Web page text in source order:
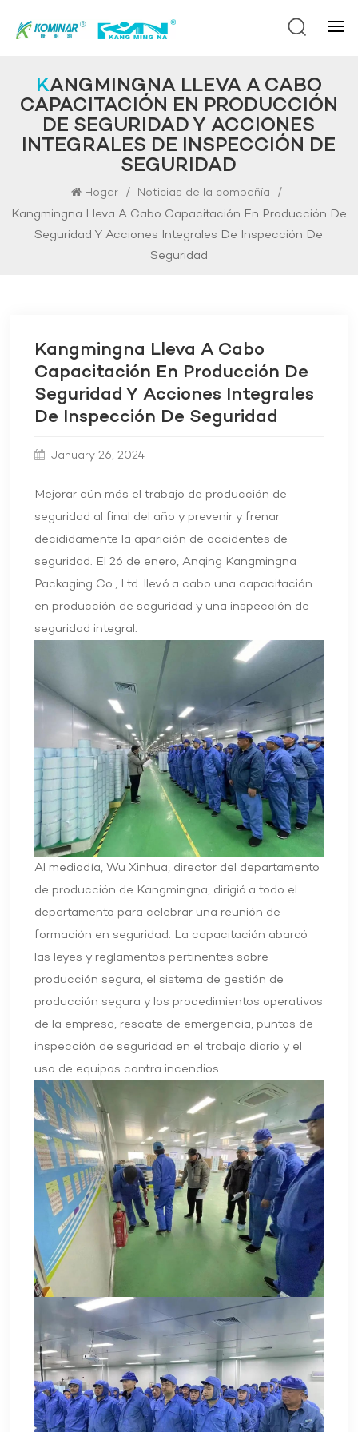
KANGMINGNA LLEVA A CABO
CAPACITACIÓN EN PRODUCCIÓN
DE SEGURIDAD Y ACCIONES
INTEGRALES DE INSPECCIÓN DE
SEGURIDAD
Hogar / Noticias de la compañía /
Kangmingna Lleva A Cabo Capacitación En Producción De
Seguridad Y Acciones Integrales De Inspección De
Seguridad
Kangmingna Lleva A Cabo
Capacitación En Producción De
Seguridad Y Acciones Integrales
De Inspección De Seguridad
January 26, 2024
Mejorar aún más el trabajo de producción de
seguridad al final del año y prevenir y frenar
decididamente la aparición de accidentes de
seguridad. El 26 de enero, Anqing Kangmingna
Packaging Co., Ltd. llevó a cabo una capacitación
en producción de seguridad y una inspección de
seguridad integral.
Al mediodía, Wu Xinhua, director del departamento
de producción de Kangmingna, dirigió a todo el
departamento para celebrar una reunión de
formación en seguridad. La capacitación abarcó
las leyes y reglamentos pertinentes sobre
producción segura, el sistema de gestión de
producción segura y los procedimientos operativos
de la empresa, rescate de emergencia, puntos de
inspección de seguridad en el trabajo diario y el
uso de equipos contra incendios.